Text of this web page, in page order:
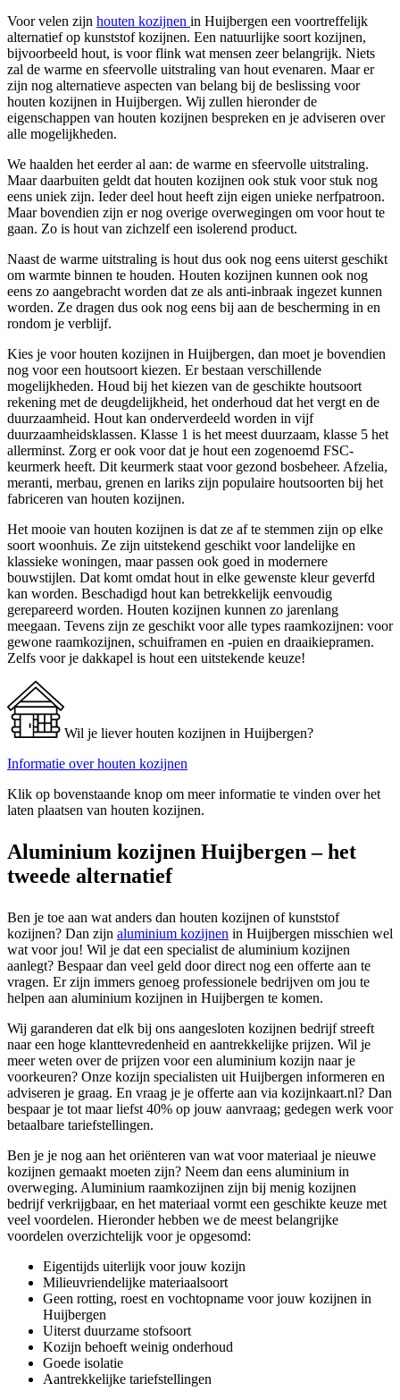
Voor velen zijn houten kozijnen in Huijbergen een voortreffelijk
alternatief op kunststof kozijnen. Een natuurlijke soort kozijnen,
bijvoorbeeld hout, is voor flink wat mensen zeer belangrijk. Niets
zal de warme en sfeervolle uitstraling van hout evenaren. Maar er
zijn nog alternatieve aspecten van belang bij de beslissing voor
houten kozijnen in Huijbergen. Wij zullen hieronder de
eigenschappen van houten kozijnen bespreken en je adviseren over
alle mogelijkheden.
We haalden het eerder al aan: de warme en sfeervolle uitstraling.
Maar daarbuiten geldt dat houten kozijnen ook stuk voor stuk nog
eens uniek zijn. Ieder deel hout heeft zijn eigen unieke nerfpatroon.
Maar bovendien zijn er nog overige overwegingen om voor hout te
gaan. Zo is hout van zichzelf een isolerend product.
Naast de warme uitstraling is hout dus ook nog eens uiterst geschikt
om warmte binnen te houden. Houten kozijnen kunnen ook nog
eens zo aangebracht worden dat ze als anti-inbraak ingezet kunnen
worden. Ze dragen dus ook nog eens bij aan de bescherming in en
rondom je verblijf.
Kies je voor houten kozijnen in Huijbergen, dan moet je bovendien
nog voor een houtsoort kiezen. Er bestaan verschillende
mogelijkheden. Houd bij het kiezen van de geschikte houtsoort
rekening met de deugdelijkheid, het onderhoud dat het vergt en de
duurzaamheid. Hout kan onderverdeeld worden in vijf
duurzaamheidsklassen. Klasse 1 is het meest duurzaam, klasse 5 het
allerminst. Zorg er ook voor dat je hout een zogenoemd FSC-
keurmerk heeft. Dit keurmerk staat voor gezond bosbeheer. Afzelia,
meranti, merbau, grenen en lariks zijn populaire houtsoorten bij het
fabriceren van houten kozijnen.
Het mooie van houten kozijnen is dat ze af te stemmen zijn op elke
soort woonhuis. Ze zijn uitstekend geschikt voor landelijke en
klassieke woningen, maar passen ook goed in modernere
bouwstijlen. Dat komt omdat hout in elke gewenste kleur geverfd
kan worden. Beschadigd hout kan betrekkelijk eenvoudig
gerepareerd worden. Houten kozijnen kunnen zo jarenlang
meegaan. Tevens zijn ze geschikt voor alle types raamkozijnen: voor
gewone raamkozijnen, schuiframen en -puien en draaikiepramen.
Zelfs voor je dakkapel is hout een uitstekende keuze!
Wil je liever houten kozijnen in Huijbergen?
Informatie over houten kozijnen
Klik op bovenstaande knop om meer informatie te vinden over het
laten plaatsen van houten kozijnen.
Aluminium kozijnen Huijbergen – het
tweede alternatief
Ben je toe aan wat anders dan houten kozijnen of kunststof
kozijnen? Dan zijn aluminium kozijnen in Huijbergen misschien wel
wat voor jou! Wil je dat een specialist de aluminium kozijnen
aanlegt? Bespaar dan veel geld door direct nog een offerte aan te
vragen. Er zijn immers genoeg professionele bedrijven om jou te
helpen aan aluminium kozijnen in Huijbergen te komen.
Wij garanderen dat elk bij ons aangesloten kozijnen bedrijf streeft
naar een hoge klanttevredenheid en aantrekkelijke prijzen. Wil je
meer weten over de prijzen voor een aluminium kozijn naar je
voorkeuren? Onze kozijn specialisten uit Huijbergen informeren en
adviseren je graag. En vraag je je offerte aan via kozijnkaart.nl? Dan
bespaar je tot maar liefst 40% op jouw aanvraag; gedegen werk voor
betaalbare tariefstellingen.
Ben je je nog aan het oriënteren van wat voor materiaal je nieuwe
kozijnen gemaakt moeten zijn? Neem dan eens aluminium in
overweging. Aluminium raamkozijnen zijn bij menig kozijnen
bedrijf verkrijgbaar, en het materiaal vormt een geschikte keuze met
veel voordelen. Hieronder hebben we de meest belangrijke
voordelen overzichtelijk voor je opgesomd:
Eigentijds uiterlijk voor jouw kozijn
Milieuvriendelijke materiaalsoort
Geen rotting, roest en vochtopname voor jouw kozijnen in
Huijbergen
Uiterst duurzame stofsoort
Kozijn behoeft weinig onderhoud
Goede isolatie
Aantrekkelijke tariefstellingen